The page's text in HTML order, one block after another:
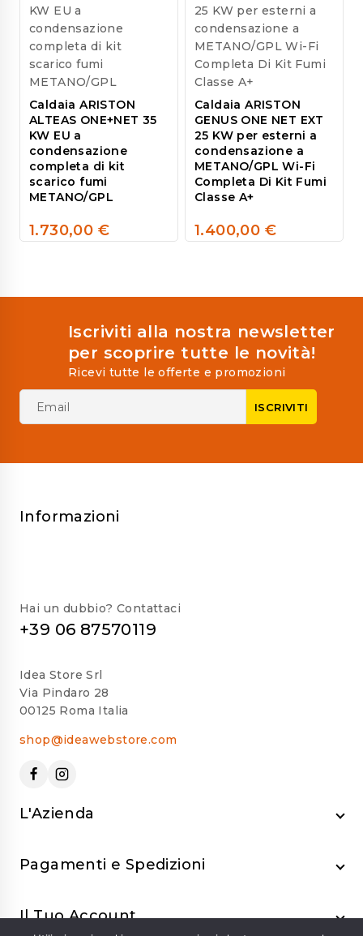
Caldaia ARISTON
ALTEAS ONE+NET 35
KW EU a
condensazione
completa di kit
scarico fumi
METANO/GPL
0
1.730,00 €
Caldaia ARISTON
GENUS ONE NET EXT
25 KW per esterni a
condensazione a
METANO/GPL Wi-Fi
Completa Di Kit Fumi
Classe A+
0
1.400,00 €
Iscriviti alla nostra newsletter
per scoprire tutte le novità!
Ricevi tutte le offerte e promozioni
Informazioni
Hai un dubbio? Contattaci
+39 06 87570119
Idea Store Srl
Via Pindaro 28
00125 Roma Italia
shop@ideawebstore.com
L'Azienda
Pagamenti e Spedizioni
Il Tuo Account